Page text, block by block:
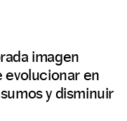
imagen
evolucionar en
y disminuir